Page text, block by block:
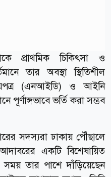
প্রাথমিক চিকিৎসা ও
তার অবস্থা স্থিতিশীল
(এনআইডি) ও আইনি
পূর্ণাঙ্গভাবে ভর্তি করা সম্ভব
সদস্যরা ঢাকায় পৌঁছালে
একটি বিশেষায়িত
তার পাশে দাঁড়িয়েছেন